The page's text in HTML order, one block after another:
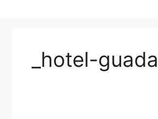
_hotel-